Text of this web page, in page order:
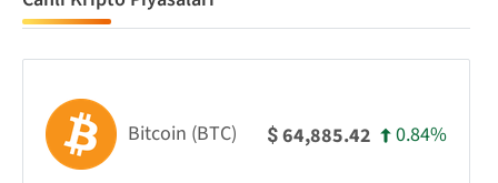
Bitcoin (BTC) $64,885.42 0.84%